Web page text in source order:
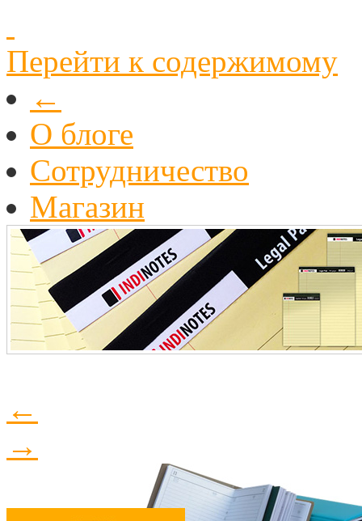
Перейти к содержимому
←
О блоге
Cотрудничество
Магазин
←
→